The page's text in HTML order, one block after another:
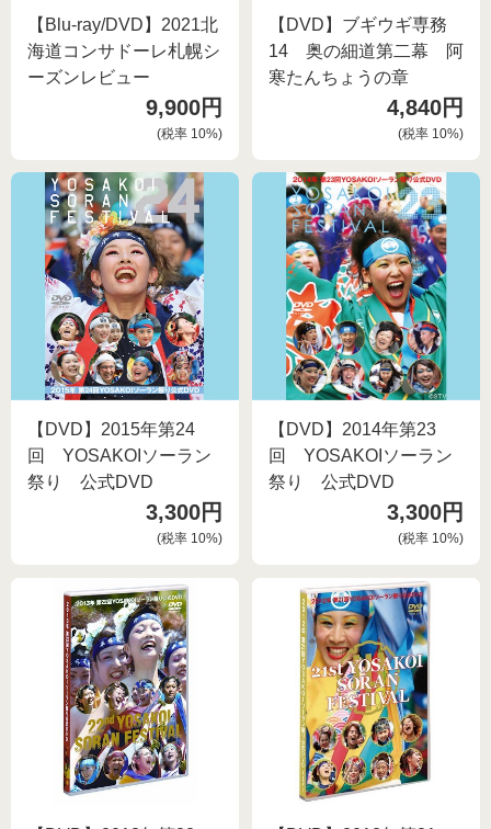
【Blu-ray/DVD】2021北
海道コンサドーレ札幌シ
ーズンレビュー
9,900円
(税率 10%)
【DVD】ブギウギ専務
14 奥の細道第二幕 阿
寒たんちょうの章
4,840円
(税率 10%)
【DVD】2015年第24
回 YOSAKOIソーラン
祭り 公式DVD
3,300円
(税率 10%)
【DVD】2014年第23
回 YOSAKOIソーラン
祭り 公式DVD
3,300円
(税率 10%)